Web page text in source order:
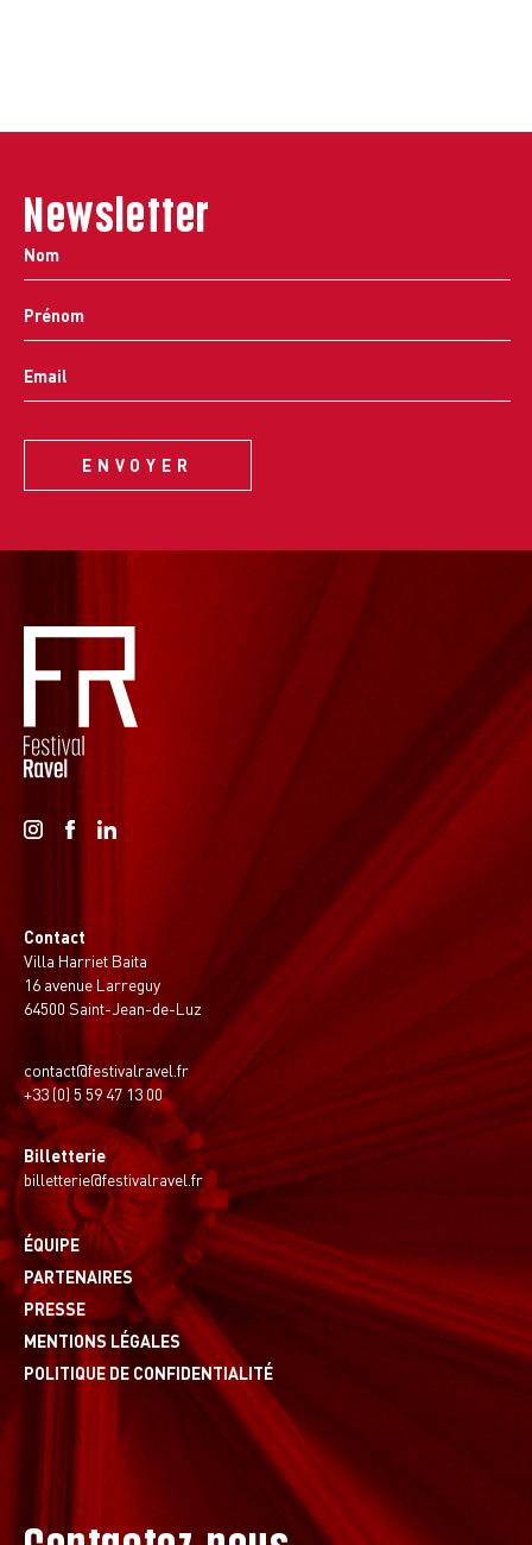
Newsletter
Contact
Villa Harriet Baita
16 avenue Larreguy
64500 Saint-Jean-de-Luz
contact@festivalravel.fr
+33 (0) 5 59 47 13 00
Billetterie
billetterie@festivalravel.fr
ÉQUIPE
PARTENAIRES
PRESSE
MENTIONS LÉGALES
POLITIQUE DE CONFIDENTIALITÉ